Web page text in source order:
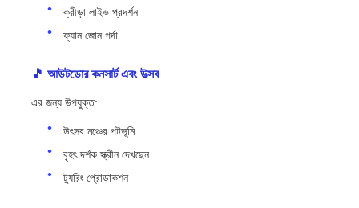
ক্রীড়া লাইভ প্রদর্শন
ফ্যান জোন পর্দা
🎵 আউটডোর কনসার্ট এবং উত্সব
এর জন্য উপযুক্ত:
উৎসব মঞ্চের পটভূমি
বৃহৎ দর্শক স্ক্রীন দেখছেন
ট্যুরিং প্রোডাকশন